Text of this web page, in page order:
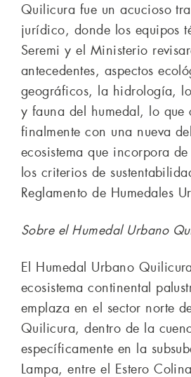
Quilicura fue un acucioso
jurídico, donde los equipos
Seremi y el Ministerio
antecedentes, aspectos
geográficos, la hidrología,
y fauna del humedal, lo que
finalmente con una nueva
ecosistema que incorpora
los criterios de
Reglamento de Humedales
Sobre el Humedal Urbano
El Humedal Urbano
ecosistema continental
emplaza en el sector norte
Quilicura, dentro de la
específicamente en la
Lampa, entre el Estero